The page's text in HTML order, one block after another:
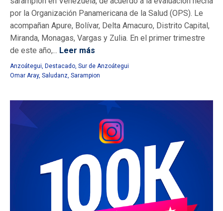
por la Organización Panamericana de la Salud (OPS). Le
acompañan Apure, Bolívar, Delta Amacuro, Distrito Capital,
Miranda, Monagas, Vargas y Zulia. En el primer trimestre
de este año,... Leer más
Anzoátegui, Destacado, Sur de Anzoátegui
Omar Aray, Saludanz, Sarampion